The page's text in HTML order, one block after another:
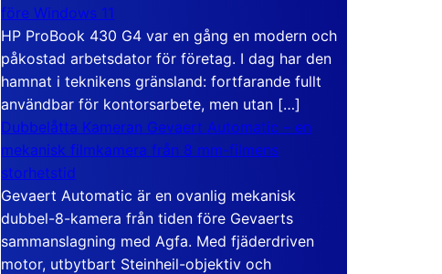
före Windows 11
HP ProBook 430 G4 var en gång en modern och
påkostad arbetsdator för företag. I dag har den
hamnat i teknikens gränsland: fortfarande fullt
användbar för kontorsarbete, men utan […]
Dubbelåtta Kameran Gevaert Automatic – en
mekanisk filmkamera från 8 mm-filmens
storhetstid
Gevaert Automatic är en ovanlig mekanisk
dubbel-8-kamera från tiden före Gevaerts
sammanslagning med Agfa. Med fjäderdriven
motor, utbytbart Steinheil-objektiv och